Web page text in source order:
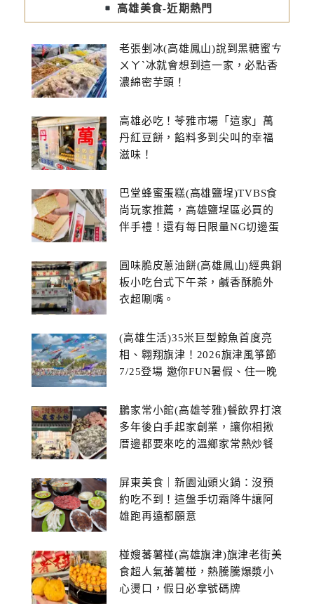
高雄美食-近期熱門
老張剉冰(高雄鳳山)說到黑糖蜜ㄘ
ㄨㄚˋ冰就會想到這一家，必點香
濃綿密芋頭！
高雄必吃！苓雅市場「這家」萬
丹紅豆餅，餡料多到尖叫的幸福
滋味！
巴堂蜂蜜蛋糕(高雄鹽埕)TVBS食
尚玩家推薦，高雄鹽埕區必買的
伴手禮！還有每日限量NG切邊蛋
圓味脆皮蔥油餅(高雄鳳山)經典銅
板小吃台式下午茶，鹹香酥脆外
衣超唰嘴。
(高雄生活)35米巨型鯨魚首度亮
相、翱翔旗津！2026旗津風箏節
7/25登場 邀你FUN暑假、住一晚
鵬家常小館(高雄苓雅)餐飲界打滾
多年後白手起家創業，讓你相揪
厝邊都要來吃的溫鄉家常熱炒餐
屏東美食｜新園汕頭火鍋：沒預
約吃不到！這盤手切霜降牛讓阿
雄跑再遠都願意
椪嫂蕃薯椪(高雄旗津)旗津老街美
食超人氣蕃薯椪，熱騰騰爆漿小
心燙口，假日必拿號碼牌